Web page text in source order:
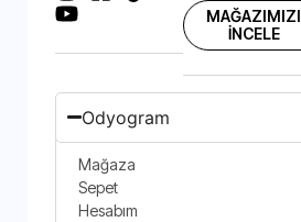
MAĞAZIMIZI
İNCELE
Odyogram
Mağaza
Sepet
Hesabım